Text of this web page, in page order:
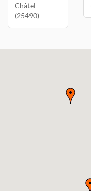
Châtel -
(25490)